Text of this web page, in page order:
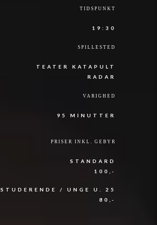
TIDSPUNKT
19:30
SPILLESTED
TEATER KATAPULT
RADAR
VARIGHED
95 MINUTTER
PRISER INKL. GEBYR
STANDARD
100,-
STUDERENDE / UNGE U. 25
80,-